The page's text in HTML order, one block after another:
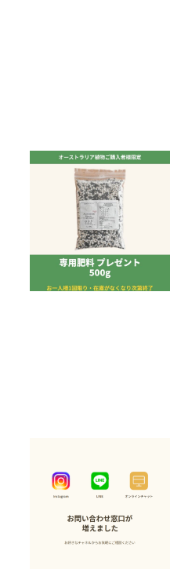
オーストラリア植物を
お迎えの方へ、専用肥
料をプレゼントします
2026.07.27
オンラインショップ
最新の読み物
肥料
Instagram DM・
LINE・オンラインショ
ップチャットでもお問
い合わせいただけるよ
オンラインショップ
最新の読み物